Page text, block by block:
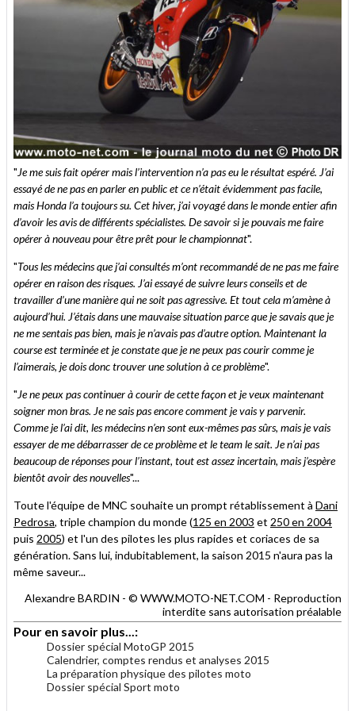
"Je me suis fait opérer mais l’intervention n’a pas eu le résultat espéré. J’ai
essayé de ne pas en parler en public et ce n’était évidemment pas facile,
mais Honda l’a toujours su. Cet hiver, j’ai voyagé dans le monde entier afin
d’avoir les avis de différents spécialistes. De savoir si je pouvais me faire
opérer à nouveau pour être prêt pour le championnat".
"Tous les médecins que j’ai consultés m’ont recommandé de ne pas me faire
opérer en raison des risques. J’ai essayé de suivre leurs conseils et de
travailler d’une manière qui ne soit pas agressive. Et tout cela m’amène à
aujourd’hui. J’étais dans une mauvaise situation parce que je savais que je
ne me sentais pas bien, mais je n’avais pas d’autre option. Maintenant la
course est terminée et je constate que je ne peux pas courir comme je
l’aimerais, je dois donc trouver une solution à ce problème".
"Je ne peux pas continuer à courir de cette façon et je veux maintenant
soigner mon bras. Je ne sais pas encore comment je vais y parvenir.
Comme je l’ai dit, les médecins n’en sont eux-mêmes pas sûrs, mais je vais
essayer de me débarrasser de ce problème et le team le sait. Je n’ai pas
beaucoup de réponses pour l’instant, tout est assez incertain, mais j’espère
bientôt avoir des nouvelles"...
Toute l'équipe de MNC souhaite un prompt rétablissement à Dani
Pedrosa, triple champion du monde (125 en 2003 et 250 en 2004
puis 2005) et l'un des pilotes les plus rapides et coriaces de sa
génération. Sans lui, indubitablement, la saison 2015 n'aura pas la
même saveur...
Alexandre BARDIN - © WWW.MOTO-NET.COM - Reproduction
interdite sans autorisation préalable
Pour en savoir plus...:
Dossier spécial MotoGP 2015
Calendrier, comptes rendus et analyses 2015
La préparation physique des pilotes moto
Dossier spécial Sport moto